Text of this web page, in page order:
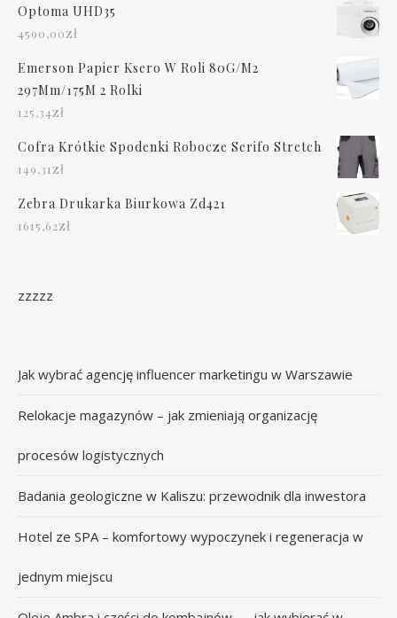
Optoma UHD35
4590,00zł
Emerson Papier Ksero W Roli 80G/M2
297Mm/175M 2 Rolki
125,34zł
Cofra Krótkie Spodenki Robocze Serifo Stretch
149,31zł
Zebra Drukarka Biurkowa Zd421
1615,62zł
zzzzz
Jak wybrać agencję influencer marketingu w Warszawie
Relokacje magazynów – jak zmieniają organizację
procesów logistycznych
Badania geologiczne w Kaliszu: przewodnik dla inwestora
Hotel ze SPA – komfortowy wypoczynek i regeneracja w
jednym miejscu